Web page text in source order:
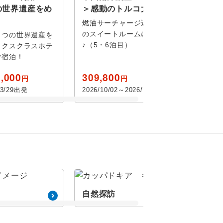
界遺産をめ
の世界遺産を
スクラスホテ
泊！
円
29出発
＞感動のトルコ大周遊10日間
燃油サーチャージ込み！洞窟ホテル
のスイートルームに２連泊！！
♪（5・6泊目）
309,800円
2026/10/02～2026/11/12出発
自然探訪